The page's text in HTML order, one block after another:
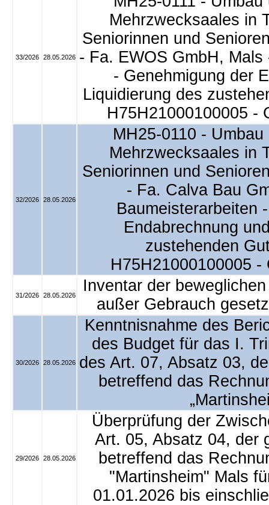
33/2026 28.05.2026
Mehrzwecksaales in
Seniorinnen und
- Fa. EWOS GmbH,
- Genehmigung der
Liquidierung des
H75H21000100005 -
32/2026 28.05.2026
MH25-0110 -
Mehrzwecksaales in
Seniorinnen und
- Fa. Calva Bau
Baumeisterarbeiten
Endabrechnung
zustehenden
H75H21000100005
31/2026 28.05.2026
Inventar der
außer Gebrauch
30/2026 28.05.2026
Kenntnisnahme des
des Budget für das I.
des Art. 07, Absatz 03,
betreffend das
29/2026 28.05.2026
Überprüfung der
Art. 05, Absatz 04, der
betreffend das
"Martinsheim" Mals
01.01.2026 bis